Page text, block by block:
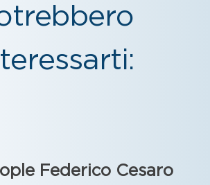
Federico Cesaro